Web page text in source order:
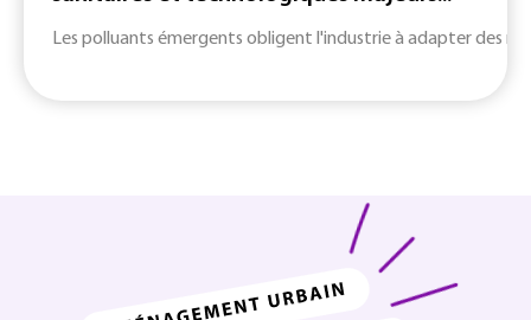
Les polluants émergents obligent l'industrie à adapter des